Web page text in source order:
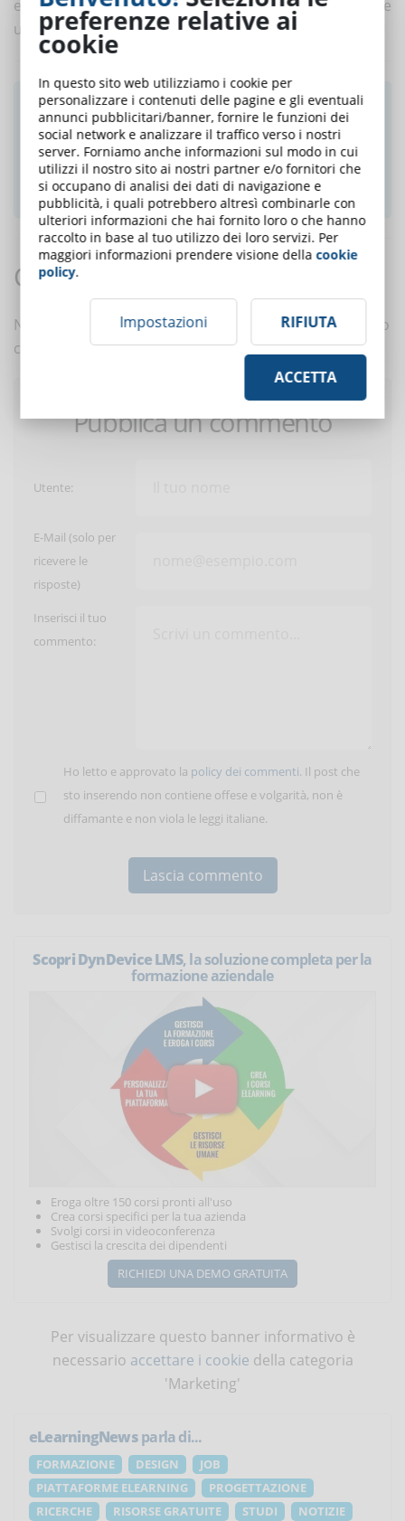
emozioni e sensazioni positive che consentono di avere
una prima impressione positiva.
Ti è piaciuto questo articolo? Iscriviti alla
newsletter e ricevi le notizie settimanali!
ISCRIVITI ALLA NEWSLETTER
Commenti:
Nessun commento è ancora presente. Scrivi tu il primo
commento a questo articolo!
Pubblica un commento
Utente:
E-Mail (solo per
ricevere le
risposte)
Inserisci il tuo
commento:
Ho letto e approvato la policy dei commenti. Il post che
sto inserendo non contiene offese e volgarità, non è
diffamante e non viola le leggi italiane.
Scopri DynDevice LMS, la soluzione completa per la
formazione aziendale
Eroga oltre 150 corsi pronti all'uso
Crea corsi specifici per la tua azienda
Svolgi corsi in videoconferenza
Gestisci la crescita dei dipendenti
RICHIEDI UNA DEMO GRATUITA
Per visualizzare questo banner informativo è
necessario accettare i cookie della categoria
'Marketing'
eLearningNewsparla di...
FORMAZIONE DESIGN
JOB
PIATTAFORME ELEARNING
PROGETTAZIONE
RICERCHE
RISORSE GRATUITE STUDI
NOTIZIE
preferenze relative ai
cookie
In questo sito web utilizziamo i cookie per
personalizzare i contenuti delle pagine e gli eventuali
annunci pubblicitari/banner, fornire le funzioni dei
social network e analizzare il traffico verso i nostri
server. Forniamo anche informazioni sul modo in cui
utilizzi il nostro sito ai nostri partner e/o fornitori che
si occupano di analisi dei dati di navigazione e
pubblicità, i quali potrebbero altresì combinarle con
ulteriori informazioni che hai fornito loro o che hanno
raccolto in base al tuo utilizzo dei loro servizi. Per
maggiori informazioni prendere visione dellacookie
policy.
Impostazioni RIFIUTA
ACCETTA